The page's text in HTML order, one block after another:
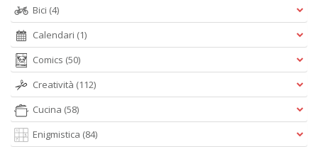
Bici (4)
Calendari (1)
Comics (50)
Creatività (112)
Cucina (58)
Enigmistica (84)